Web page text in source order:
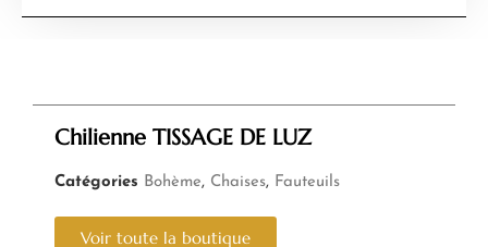
Chilienne TISSAGE DE LUZ
Catégories Bohème, Chaises, Fauteuils
Voir toute la boutique